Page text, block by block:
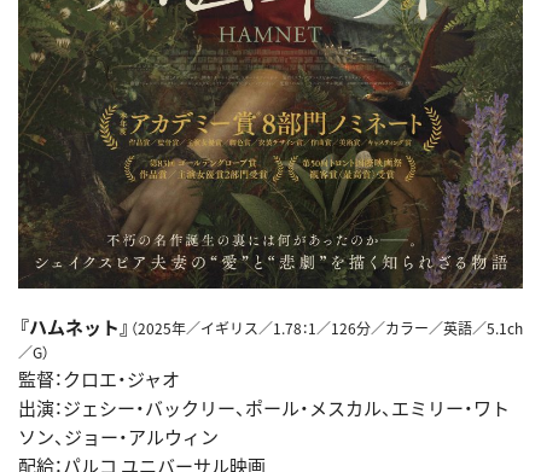
『ハムネット』 （2025年／イギリス／1.78：1／126分／カラー／英語／5.1ch
／G）
監督：クロエ・ジャオ
出演：ジェシー・バックリー、ポール・メスカル、エミリー・ワト
ソン、ジョー・アルウィン
配給：パルコ ユニバーサル映画